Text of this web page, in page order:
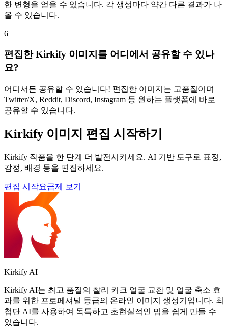
한 변형을 얻을 수 있습니다. 각 생성마다 약간 다른 결과가 나
올 수 있습니다.
6
편집한 Kirkify 이미지를 어디에서 공유할 수 있나
요?
어디서든 공유할 수 있습니다! 편집한 이미지는 고품질이며
Twitter/X, Reddit, Discord, Instagram 등 원하는 플랫폼에 바로
공유할 수 있습니다.
Kirkify 이미지 편집 시작하기
Kirkify 작품을 한 단계 더 발전시키세요. AI 기반 도구로 표정,
감정, 배경 등을 편집하세요.
편집 시작요금제 보기
Kirkify AI
Kirkify AI는 최고 품질의 찰리 커크 얼굴 교환 및 얼굴 축소 효
과를 위한 프로페셔널 등급의 온라인 이미지 생성기입니다. 최
첨단 AI를 사용하여 독특하고 초현실적인 밈을 쉽게 만들 수
있습니다.